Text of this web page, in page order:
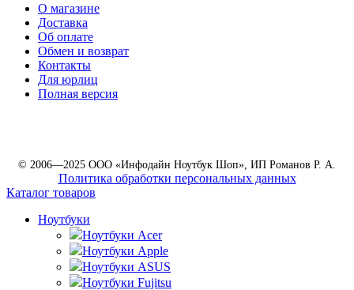
О магазине
Доставка
Об оплате
Обмен и возврат
Контакты
Для юрлиц
Полная версия
© 2006—2025 ООО «Инфодайн Ноутбук Шоп», ИП Романов Р. А.
Политика обработки персональных данных
Каталог товаров
Ноутбуки
Ноутбуки Acer
Ноутбуки Apple
Ноутбуки ASUS
Ноутбуки Fujitsu